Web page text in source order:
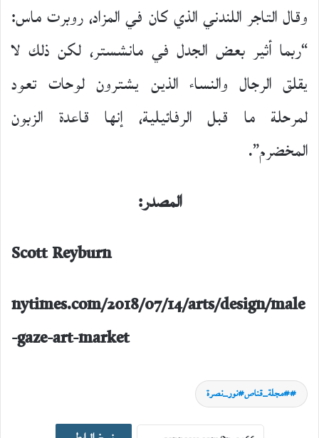
وقال التاجر اللندني الذي كان في المزاد، روبرت ماس:
“ربما أثير بعض الجدل في مانشستر، لكن ذلك لا
يقلق الرجال والنساء الذين يشترون لوحات تعود
لمرحلة ما قبل الرفائيلية، إنها قاعدة الزبون
المخضرم”.
المصدر:
Scott Reyburn
nytimes.com/2018/07/14/arts/design/male
-gaze-art-market
#مجلة_قناص#نور_نصرة
فوتوتشكيل
ا
ل
ك